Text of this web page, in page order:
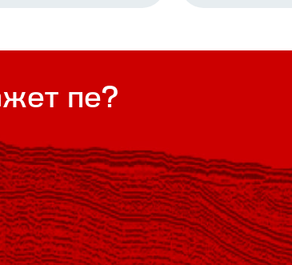
пе?